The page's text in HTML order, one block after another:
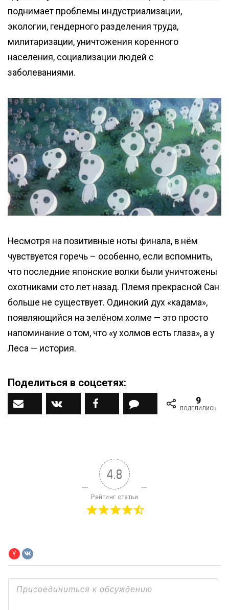
поднимает проблемы индустриализации,
экологии, гендерного разделения труда,
милитаризации, уничтожения коренного
населения, социализации людей с
заболеваниями.
Несмотря на позитивные ноты финала, в нём
чувствуется горечь – особенно, если вспомнить,
что последние японские волки были уничтожены
охотниками сто лет назад. Племя прекрасной Сан
больше не существует. Одинокий дух «кадама»,
появляющийся на зелёном холме — это просто
напоминание о том, что «у холмов есть глаза», а у
Леса — история.
Поделиться в соцсетях:
Наш ДЗЕН каналВконтакте Facebook Комментарии 9
ПОДЕЛИЛИСЬ
4.8
Рейтинг статьи